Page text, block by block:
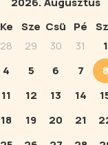
Ke Sze Csü Pé
28 29 30 31 1
4 5 6 7 8
11 12 13 14
18 19 20 21